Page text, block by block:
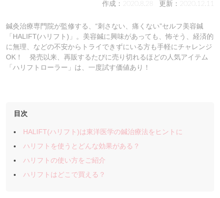
作成：2020.8.28 更新：2020.12.11
鍼灸治療専門院が監修する、“刺さない、痛くない”セルフ美容鍼
「HALIFT(ハリフト)」。美容鍼に興味があっても、怖そう、経済的
に無理、などの不安からトライできずにいる方も手軽にチャレンジ
OK！ 発売以来、再販するたびに売り切れるほどの人気アイテム
「ハリフトローラー」は、一度試す価値あり！
目次
HALIFT(ハリフト)は東洋医学の鍼治療法をヒントに
ハリフトを使うとどんな効果がある？
ハリフトの使い方をご紹介
ハリフトはどこで買える？